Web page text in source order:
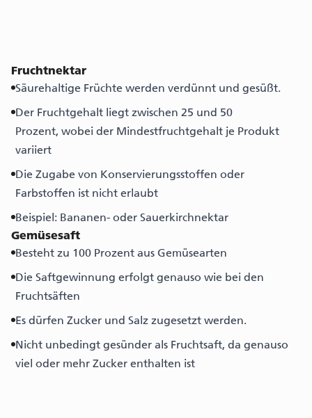
Fruchtnektar
Säurehaltige Früchte werden verdünnt und gesüßt.
Der Fruchtgehalt liegt zwischen 25 und 50
Prozent, wobei der Mindestfruchtgehalt je Produkt
variiert
Die Zugabe von Konservierungsstoffen oder
Farbstoffen ist nicht erlaubt
Beispiel: Bananen- oder Sauerkirchnektar
Gemüsesaft
Besteht zu 100 Prozent aus Gemüsearten
Die Saftgewinnung erfolgt genauso wie bei den
Fruchtsäften
Es dürfen Zucker und Salz zugesetzt werden.
Nicht unbedingt gesünder als Fruchtsaft, da genauso
viel oder mehr Zucker enthalten ist